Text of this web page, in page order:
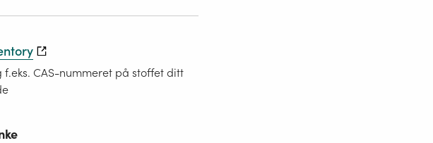
f.eks. CAS-nummeret på stoffet ditt